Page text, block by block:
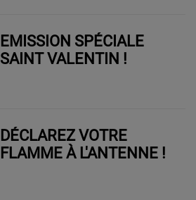
EMISSION SPÉCIALE
SAINT VALENTIN !
DÉCLAREZ VOTRE
FLAMME À L'ANTENNE !